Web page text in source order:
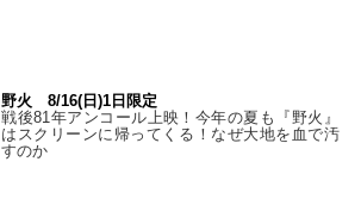
野火 8/16(日)1日限定
戦後81年アンコール上映！今年の夏も『野火』
はスクリーンに帰ってくる！なぜ大地を血で汚
すのか